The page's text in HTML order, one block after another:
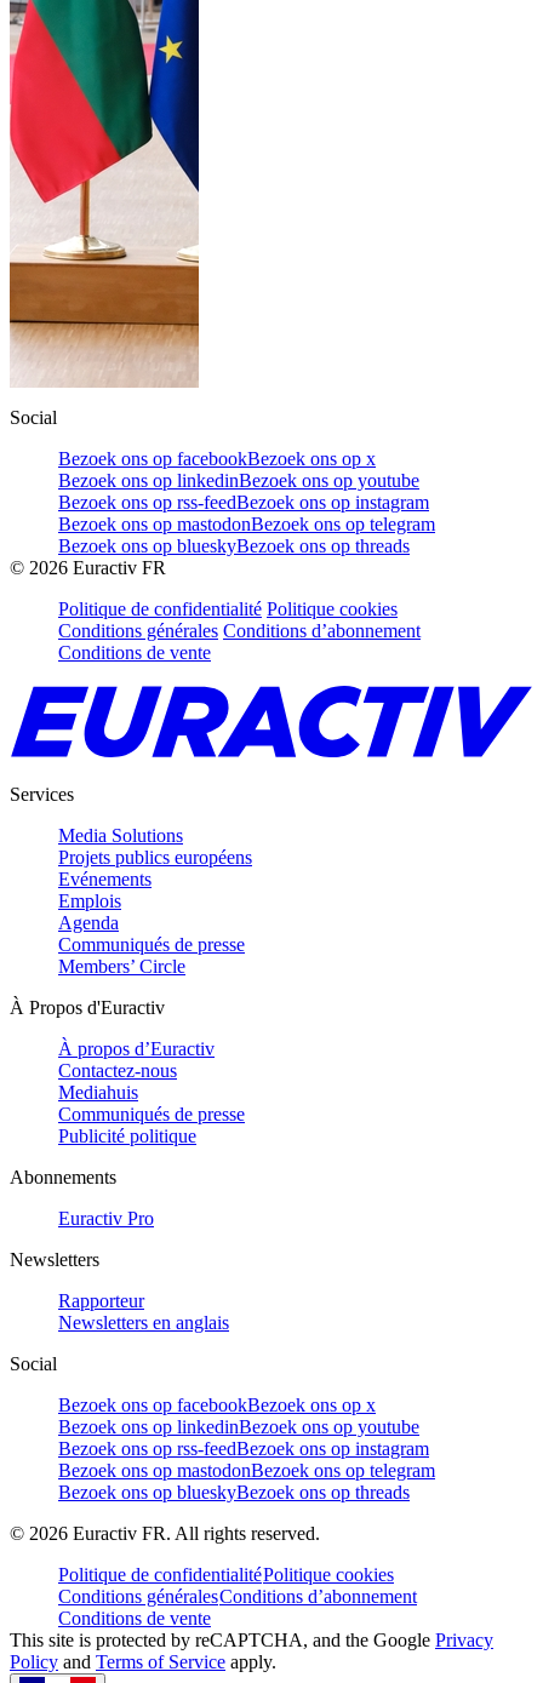
Social
Bezoek ons op facebookBezoek ons op x
Bezoek ons op linkedinBezoek ons op youtube
Bezoek ons op rss-feedBezoek ons op instagram
Bezoek ons op mastodonBezoek ons op telegram
Bezoek ons op blueskyBezoek ons op threads
© 2026 Euractiv FR
Politique de confidentialité Politique cookies
Conditions générales Conditions d’abonnement
Conditions de vente
Services
Media Solutions
Projets publics européens
Evénements
Emplois
Agenda
Communiqués de presse
Members’ Circle
À Propos d'Euractiv
À propos d’Euractiv
Contactez-nous
Mediahuis
Communiqués de presse
Publicité politique
Abonnements
Euractiv Pro
Newsletters
Rapporteur
Newsletters en anglais
Social
Bezoek ons op facebookBezoek ons op x
Bezoek ons op linkedinBezoek ons op youtube
Bezoek ons op rss-feedBezoek ons op instagram
Bezoek ons op mastodonBezoek ons op telegram
Bezoek ons op blueskyBezoek ons op threads
© 2026 Euractiv FR. All rights reserved.
Politique de confidentialitéPolitique cookies
Conditions généralesConditions d’abonnement
Conditions de vente
This site is protected by reCAPTCHA, and the Google Privacy
Policy and Terms of Service apply.